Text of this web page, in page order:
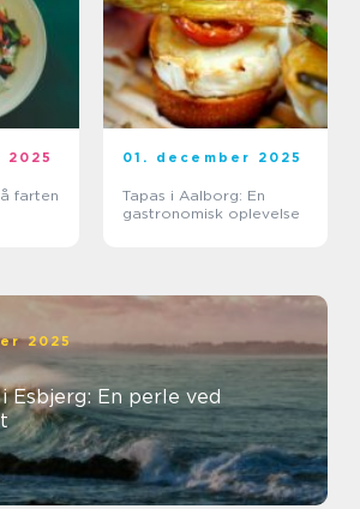
2025
farten
01. december 2025
Tapas i Aalborg: En
gastronomisk oplevelse
2025
Esbjerg: En perle ved